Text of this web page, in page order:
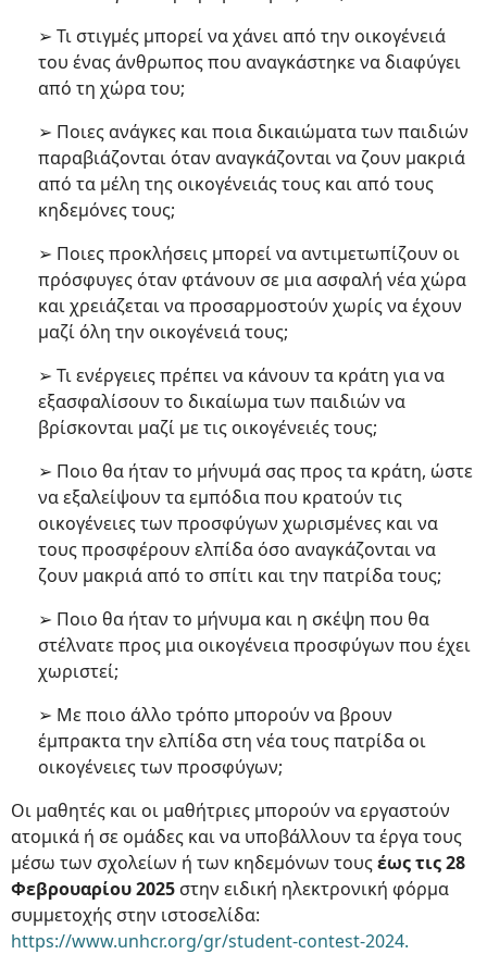
➢ Τι στιγμές μπορεί να χάνει από την οικογένειά
του ένας άνθρωπος που αναγκάστηκε να διαφύγει
από τη χώρα του;
➢ Ποιες ανάγκες και ποια δικαιώματα των παιδιών
παραβιάζονται όταν αναγκάζονται να ζουν μακριά
από τα μέλη της οικογένειάς τους και από τους
κηδεμόνες τους;
➢ Ποιες προκλήσεις μπορεί να αντιμετωπίζουν οι
πρόσφυγες όταν φτάνουν σε μια ασφαλή νέα χώρα
και χρειάζεται να προσαρμοστούν χωρίς να έχουν
μαζί όλη την οικογένειά τους;
➢ Τι ενέργειες πρέπει να κάνουν τα κράτη για να
εξασφαλίσουν το δικαίωμα των παιδιών να
βρίσκονται μαζί με τις οικογένειές τους;
➢ Ποιο θα ήταν το μήνυμά σας προς τα κράτη, ώστε
να εξαλείψουν τα εμπόδια που κρατούν τις
οικογένειες των προσφύγων χωρισμένες και να
τους προσφέρουν ελπίδα όσο αναγκάζονται να
ζουν μακριά από το σπίτι και την πατρίδα τους;
➢ Ποιο θα ήταν το μήνυμα και η σκέψη που θα
στέλνατε προς μια οικογένεια προσφύγων που έχει
χωριστεί;
➢ Με ποιο άλλο τρόπο μπορούν να βρουν
έμπρακτα την ελπίδα στη νέα τους πατρίδα οι
οικογένειες των προσφύγων;
Οι μαθητές και οι μαθήτριες μπορούν να εργαστούν
ατομικά ή σε ομάδες και να υποβάλλουν τα έργα τους
μέσω των σχολείων ή των κηδεμόνων τουςέως τις 28
Φεβρουαρίου 2025 στην ειδική ηλεκτρονική φόρμα
συμμετοχής στην ιστοσελίδα:
https://www.unhcr.org/gr/student-contest-2024.